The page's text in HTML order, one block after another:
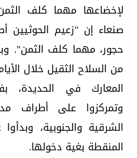
لإخضاعها مهما كلف
صنعاء إن "زعيم الحوثيين
حجور، مهما كلف الثمن".
من السلاح الثقيل خلال
المعارك في الحديدة،
وتمركزوا على أطراف
الشرقية والجنوبية،
المنقطة بغية دخولها.